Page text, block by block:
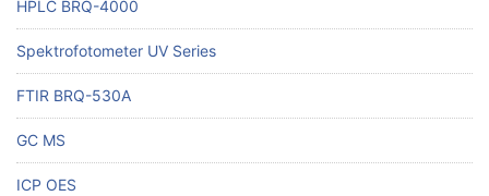
HPLC BRQ-4000
Spektrofotometer UV Series
FTIR BRQ-530A
GC MS
ICP OES